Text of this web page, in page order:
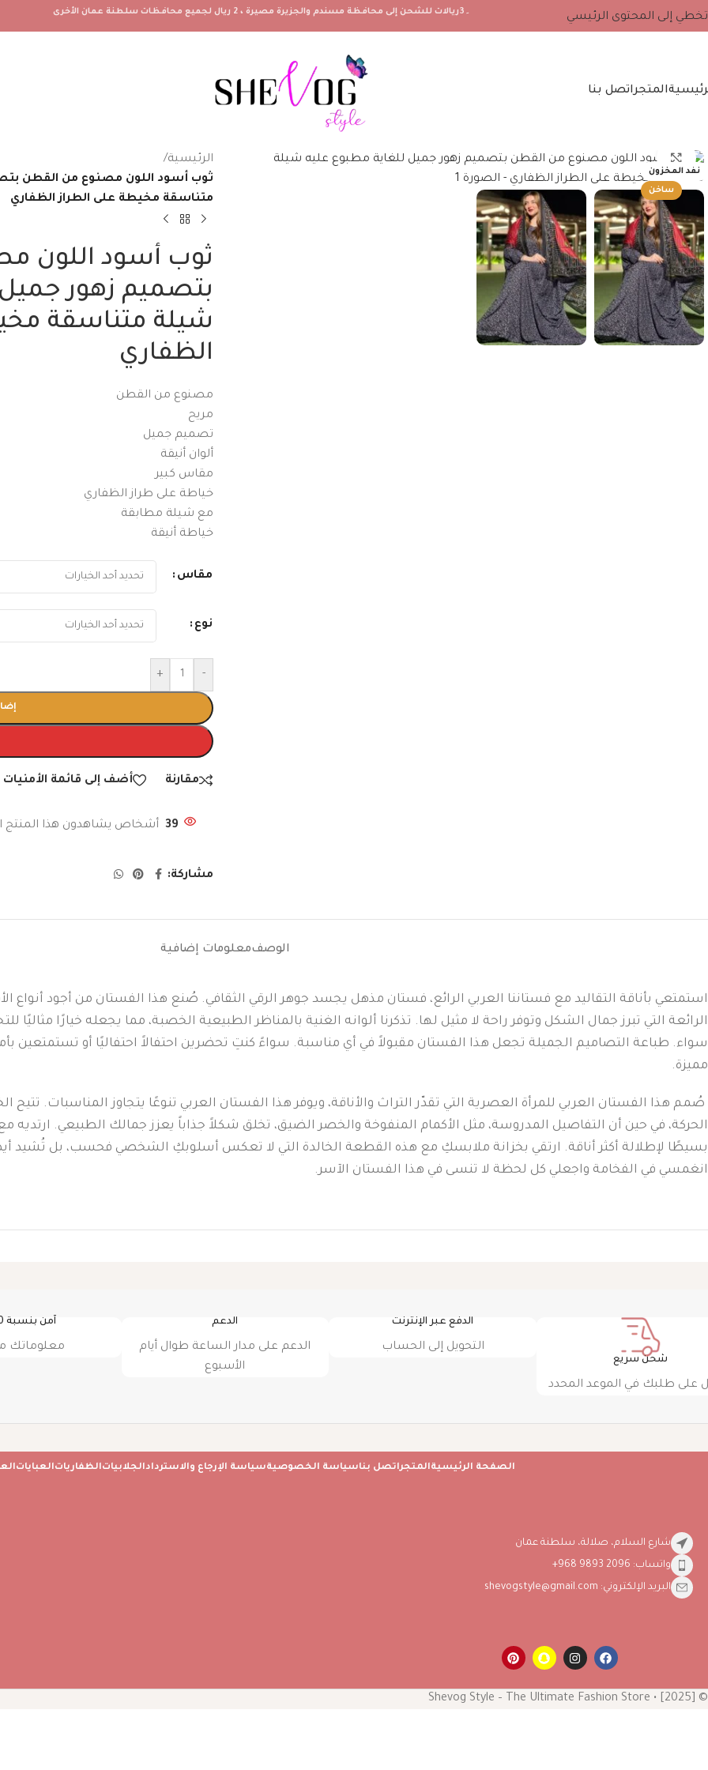
تخطي إلى المحتوى الرئيسي ۔3ريالات للشحن إلى محافظة مسندم والجزيرة مصيرة ، 2 ريال لجميع محافظات سلطنة عمان الأخرى
المتجراتصل بنا
نفد المخزون
ساخن
انقر للتكبير الرئيسية/
ثوب أسود اللون مصنوع من القطن
متناسقة مخيطة على الطراز الظفاري
ثوب أسود اللون
بتصميم زهور
شيلة متناسقة
الظفاري
مصنوع من القطن
مريح
تصميم جميل
ألوان أنيقة
مقاس كبير
خياطة على طراز الظفاري
مع شيلة مطابقة
خياطة أنيقة
مقاس
نوع
-
+
مقارنة أضف إلى قائمة الأمنيات
39 أشخاص يشاهدون هذا المنتج
مشاركة:
الوصفمعلومات إضافية
استمتعي بأناقة التقاليد مع فستاننا العربي الرائع، فستان مذهل يجسد جوهر الرقي الثقافي. صُنع هذا الفستان من أجود أنواع
الرائعة التي تبرز جمال الشكل وتوفر راحة لا مثيل لها. تذكرنا ألوانه الغنية بالمناظر الطبيعية الخصبة، مما يجعله خيارًا
سواء. طباعة التصاميم الجميلة تجعل هذا الفستان مقبولاً في أي مناسبة. سواءً كنتِ تحضرين احتفالاً احتفاليًا أو تستمتعين
مميزة.
صُمم هذا الفستان العربي للمرأة العصرية التي تقدّر التراث والأناقة، ويوفر هذا الفستان العربي تنوعًا يتجاوز المناسبات.
الحركة، في حين أن التفاصيل المدروسة، مثل الأكمام المنفوخة والخصر الضيق، تخلق شكلاً جذاباً يعزز جمالك الطبيعي. ارتديه
بسيطًا لإطلالة أكثر أناقة. ارتقي بخزانة ملابسكِ مع هذه القطعة الخالدة التي لا تعكس أسلوبكِ الشخصي فحسب، بل تُشيد أيضاً
انغمسي في الفخامة واجعلي كل لحظة لا تنسى في هذا الفستان الآسر.
شحن سريع
على طلبك في الموعد المحدد
الدفع عبر الإنترنت
التحويل إلى الحساب
الدعم
الدعم على مدار الساعة طوال أيام
الأسبوع
آمن بنسبة 100٪
معلوماتك
الصفحة الرئيسيةالمتجراتصل بناسياسة الخصوصيةسياسة الإرجاع والاستردادالجلابياتالظفارياتالعبايات
شارع السلام، صلالة، سلطنة عمان
واتساب: 2096 9893 968+
البريد الإلكتروني: shevogstyle@gmail.com
© [2025] • Shevog Style – The Ultimate Fashion Store